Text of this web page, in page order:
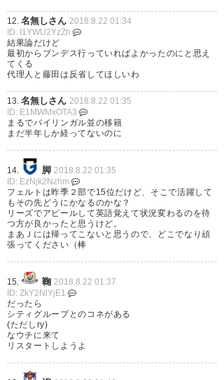
12. 名無しさん 2018.8.22 01:34
ID: I1YWU2YzZh
結果論だけど
最初からブンデス行っていればよかったのにと思え
てくる
代理人と藤田は反省してほしいわ
13. 名無しさん 2018.8.22 01:35
ID: E1MWMxOTA3
まるでバイリンガル並の移籍
まだ半年しか経ってないのに
14. 脚 2018.8.22 01:35
ID: EzNjk2Nzhm
フェルトは昨季２部で15位だけど、そこで活躍して
もその先どうにかなるのかな？
リーズでアピールして英語覚えて状況変わるのを待
つ方が良かったと思うけど。
まあＪには帰ってこないと思うので、どこでなり頑
張ってください（棒
15. 鞠 2018.8.22 01:37
ID: ZkY2NlYjE1
だったら
シティグループとのコネがある
(ただしry)
なウチに来て
リスタートしようよ